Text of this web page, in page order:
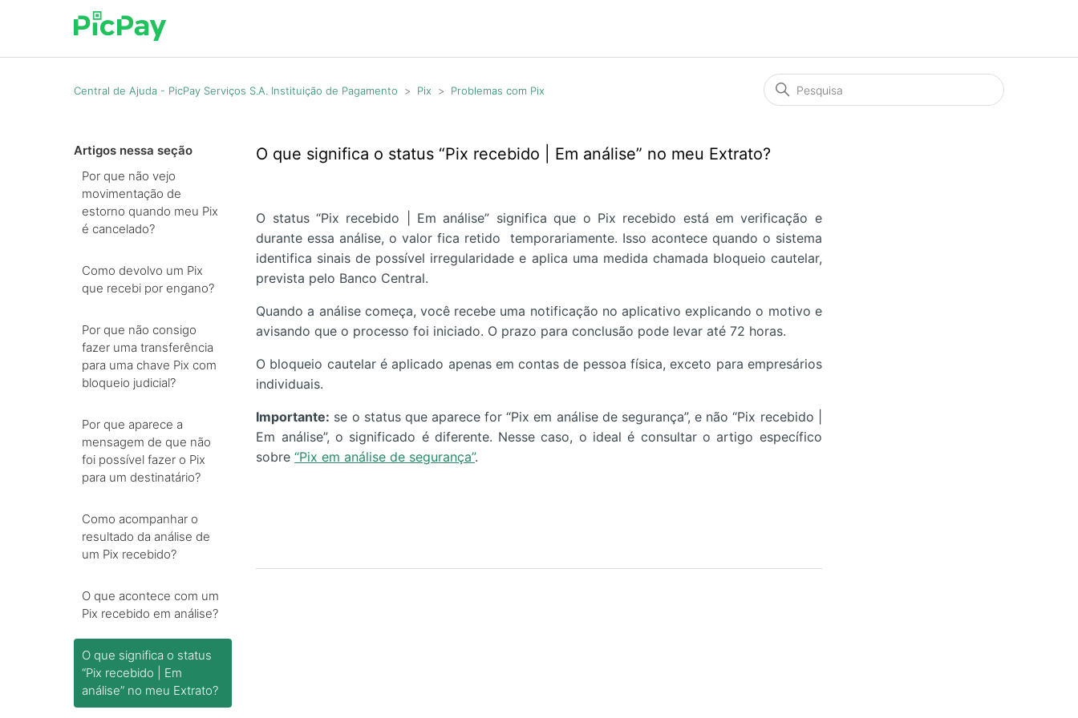
Central de Ajuda - PicPay Serviços S.A. Instituição de Pagamento Pix Problemas com Pix
Artigos nessa seção
Por que não vejo
movimentação de
estorno quando meu Pix
é cancelado?
Como devolvo um Pix
que recebi por engano?
Por que não consigo
fazer uma transferência
para uma chave Pix com
bloqueio judicial?
Por que aparece a
mensagem de que não
foi possível fazer o Pix
para um destinatário?
Como acompanhar o
resultado da análise de
um Pix recebido?
O que acontece com um
Pix recebido em análise?
O que significa o status
“Pix recebido | Em
análise” no meu Extrato?
O que significa o status “Pix recebido | Em análise” no meu Extrato?
O status “Pix recebido | Em análise” significa que o Pix recebido está em verificação e
durante essa análise, o valor fica retido temporariamente. Isso acontece quando o sistema
identifica sinais de possível irregularidade e aplica uma medida chamada bloqueio cautelar,
prevista pelo Banco Central.
Quando a análise começa, você recebe uma notificação no aplicativo explicando o motivo e
avisando que o processo foi iniciado. O prazo para conclusão pode levar até 72 horas.
O bloqueio cautelar é aplicado apenas em contas de pessoa física, exceto para empresários
individuais.
Importante: se o status que aparece for “Pix em análise de segurança”, e não “Pix recebido |
Em análise”, o significado é diferente. Nesse caso, o ideal é consultar o artigo específico
sobre“Pix em análise de segurança”.